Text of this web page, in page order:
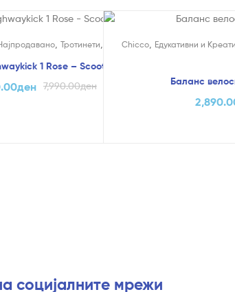
, Тротинети Scoot & Ride
1 Rose – Scoot & Ride
7,990.00ден
ден
Chicco Едукативни и
Баланс
социјалните мрежи